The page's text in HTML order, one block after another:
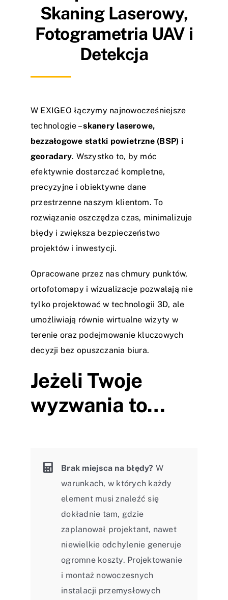
Kontakt
Skaning Laserowy,
Fotogrametria UAV i
Detekcja
W EXIGEO łączymy najnowocześniejsze
technologie –skanery laserowe,
bezzałogowe statki powietrzne (BSP) i
georadary. Wszystko to, by móc
efektywnie dostarczać kompletne,
precyzyjne i obiektywne dane
przestrzenne naszym klientom. To
rozwiązanie oszczędza czas, minimalizuje
błędy i zwiększa bezpieczeństwo
projektów i inwestycji.
Opracowane przez nas chmury punktów,
ortofotomapy i wizualizacje pozwalają nie
tylko projektować w technologii 3D, ale
umożliwiają równie wirtualne wizyty w
terenie oraz podejmowanie kluczowych
decyzji bez opuszczania biura.
Jeżeli Twoje
wyzwania to…
Brak miejsca na błędy? W
warunkach, w których każdy
element musi znaleźć się
dokładnie tam, gdzie
zaplanował projektant, nawet
niewielkie odchylenie generuje
ogromne koszty. Projektowanie
i montaż nowoczesnych
instalacji przemysłowych